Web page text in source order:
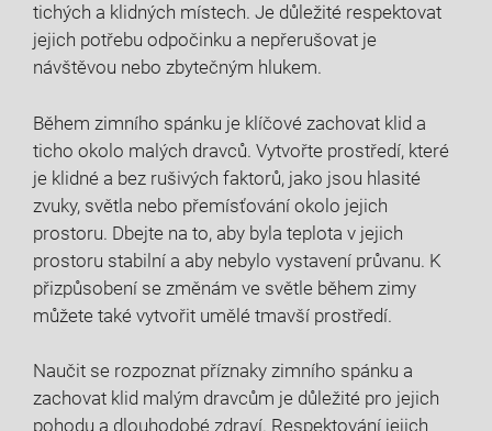
tichých a klidných místech. Je důležité respektovat
jejich potřebu odpočinku a nepřerušovat je
návštěvou nebo zbytečným hlukem.
Během zimního spánku je klíčové zachovat klid a
ticho okolo malých dravců. Vytvořte prostředí, které
je klidné a bez rušivých faktorů, jako jsou hlasité
zvuky, světla nebo přemísťování okolo jejich
prostoru. Dbejte na to, aby byla teplota v jejich
prostoru stabilní a aby nebylo vystavení průvanu. K
přizpůsobení se změnám ve světle během zimy
můžete také vytvořit umělé tmavší prostředí.
Naučit se rozpoznat příznaky zimního spánku a
zachovat klid malým dravcům je důležité pro jejich
pohodu a dlouhodobé zdraví. Respektování jejich